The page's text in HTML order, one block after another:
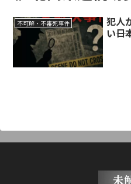
不可解・不審死事件
犯人
い――